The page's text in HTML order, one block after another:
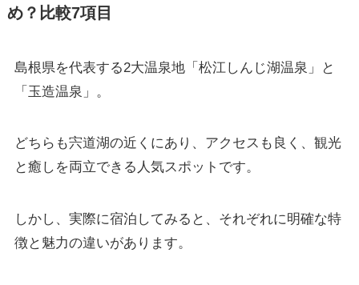
め？比較7項目
島根県を代表する2大温泉地「松江しんじ湖温泉」と
「玉造温泉」。
どちらも宍道湖の近くにあり、アクセスも良く、観光
と癒しを両立できる人気スポットです。
しかし、実際に宿泊してみると、それぞれに明確な特
徴と魅力の違いがあります。